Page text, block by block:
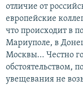
отличие от
европейские
что происходит в
Мариуполе, в
Москвы... Честно
обстоятельством,
увещевания не